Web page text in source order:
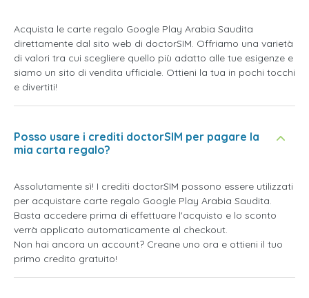
Acquista le carte regalo Google Play Arabia Saudita
direttamente dal sito web di doctorSIM. Offriamo una varietà
di valori tra cui scegliere quello più adatto alle tue esigenze e
siamo un sito di vendita ufficiale. Ottieni la tua in pochi tocchi
e divertiti!
Posso usare i crediti doctorSIM per pagare la
mia carta regalo?
Assolutamente sì! I crediti doctorSIM possono essere utilizzati
per acquistare carte regalo Google Play Arabia Saudita.
Basta accedere prima di effettuare l'acquisto e lo sconto
verrà applicato automaticamente al checkout.
Non hai ancora un account? Creane uno ora e ottieni il tuo
primo credito gratuito!